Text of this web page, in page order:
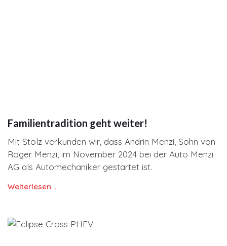
Familientradition geht weiter!
Mit Stolz verkünden wir, dass Andrin Menzi, Sohn von
Roger Menzi, im November 2024 bei der Auto Menzi
AG als Automechaniker gestartet ist.
Weiterlesen …